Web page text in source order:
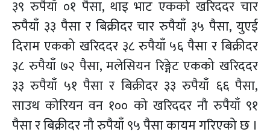
३९ रुपैयाँ ०१ पैसा, थाइ भाट एकको खरिददर चार
रुपैयाँ ३३ पैसा र बिक्रीदर चार रुपैयाँ ३५ पैसा, युएई
दिराम एकको खरिददर ३८ रुपैयाँ ५६ पैसा र बिक्रीदर
३८ रुपैयाँ ७२ पैसा, मलेसियन रिङ्गेट एकको खरिददर
३३ रुपैयाँ ५१ पैसा र बिक्रीदर ३३ रुपैयाँ ६६ पैसा,
साउथ कोरियन वन १०० को खरिददर नौ रुपैयाँ ९१
पैसा र बिक्रीदर नौ रुपैयाँ ९५ पैसा कायम गरिएको छ ।